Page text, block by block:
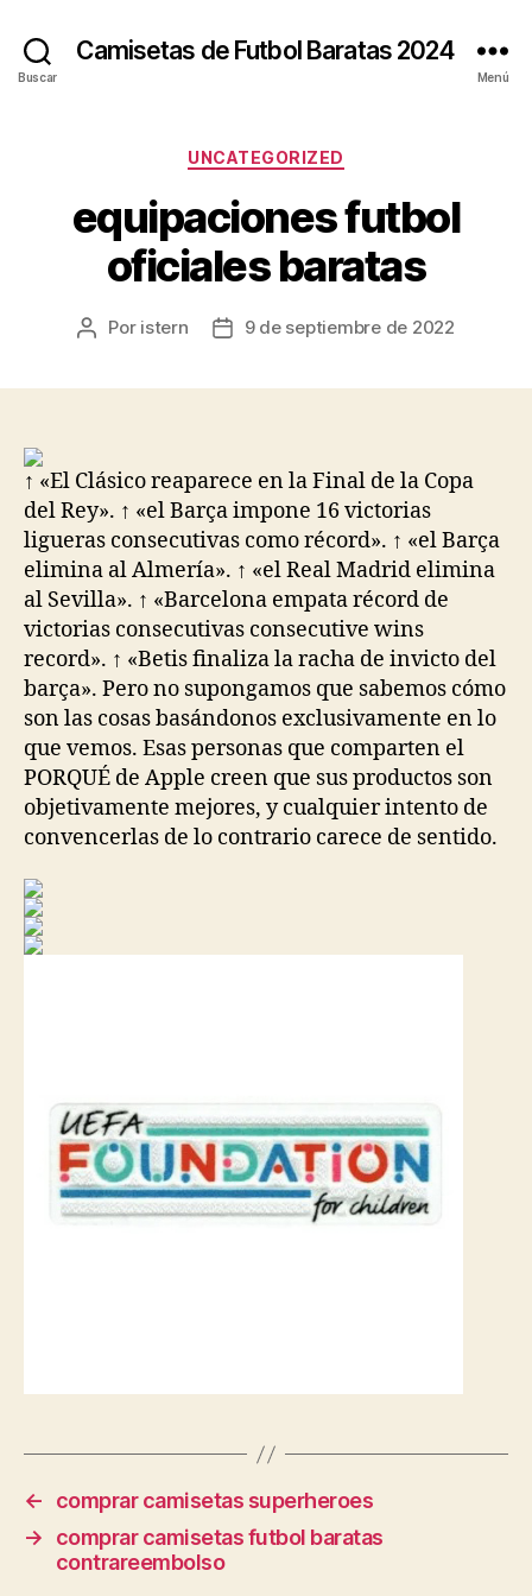
Buscar
Camisetas de Futbol Baratas 2024
Menú
Categorías
UNCATEGORIZED
equipaciones futbol
oficiales baratas
Autor
Por istern
Fecha9 de septiembre de 2022
↑ «El Clásico reaparece en la Final de la Copa
del Rey». ↑ «el Barça impone 16 victorias
ligueras consecutivas como récord». ↑ «el Barça
elimina al Almería». ↑ «el Real Madrid elimina
al Sevilla». ↑ «Barcelona empata récord de
victorias consecutivas consecutive wins
record». ↑ «Betis finaliza la racha de invicto del
barça». Pero no supongamos que sabemos cómo
son las cosas basándonos exclusivamente en lo
que vemos. Esas personas que comparten el
PORQUÉ de Apple creen que sus productos son
objetivamente mejores, y cualquier intento de
convencerlas de lo contrario carece de sentido.
←
comprar camisetas superheroes
→
comprar camisetas futbol baratas
contrareembolso